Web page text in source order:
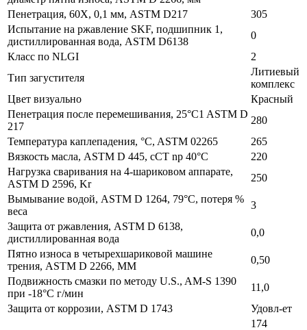
Пенетрация, 60Х, 0,1 мм, ASTM D217
305
Испытание на ржавление SKF, подшипник 1,
дистиллированная вода, ASTM D6138
0
Класс по NLGI
2
Тип загустителя
Литиевый
комплекс
Цвет визуально
Красный
Пенетрация после перемешивания, 25°C1 ASTM D
217
280
Температура каплепадения, °C, ASTM 02265
265
Вязкость масла, ASTM D 445, cCT np 40°C
220
Нагрузка сваривания на 4-шариковом аппарате,
ASTM D 2596, Kr
250
Вымывание водой, ASTM D 1264, 79°C, потеря %
веса
3
Защита от ржавления, ASTM D 6138,
дистиллированная вода
0,0
Пятно износа в четырехшариковой машине
трения, ASTM D 2266, MM
0,50
Подвижность смазки по методу U.S., AM-S 1390
при -18°C г/мин
11,0
Защита от коррозии, ASTM D 1743
Удовл-ет
174